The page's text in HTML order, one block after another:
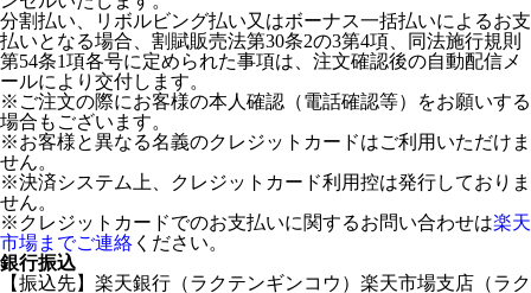
分割払い、リボルビング払い又はボーナス一括払いによるお支
払いとなる場合、割賦販売法第30条2の3第4項、同法施行規則
第54条1項各号に定められた事項は、注文確認後の自動配信メ
ールにより交付します。
※ご注文の際にお客様の本人確認（電話確認等）をお願いする
場合もございます。
※お客様と異なる名義のクレジットカードはご利用いただけま
せん。
※決済システム上、クレジットカード利用控は発行しておりま
せん。
※クレジットカードでのお支払いに関するお問い合わせは楽天
市場までご連絡 ください。
銀行振込
【振込先】楽天銀行（ラクテンギンコウ）楽天市場支店（ラク